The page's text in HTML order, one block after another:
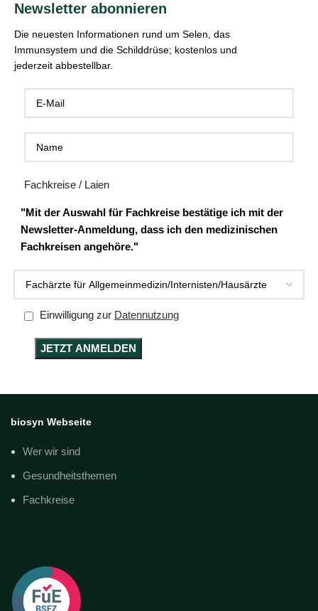
Newsletter abonnieren
Die neuesten Informationen rund um Selen, das
Immunsystem und die Schilddrüse; kostenlos und
jederzeit abbestellbar.
Fachkreise / Laien
"Mit der Auswahl für Fachkreise bestätige ich mit der
Newsletter-Anmeldung, dass ich den medizinischen
Fachkreisen angehöre."
Einwilligung zur Datennutzung
biosyn Webseite
Wer wir sind
Gesundheitsthemen
Fachkreise